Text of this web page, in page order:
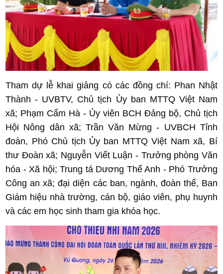
Tham dự lễ khai giảng có các đồng chí: Phan Nhật
Thành - UVBTV, Chủ tịch Ủy ban MTTQ Việt Nam
xã; Phạm Cẩm Hà - Ủy viên BCH Đảng bộ, Chủ tịch
Hội Nông dân xã; Trần Văn Mừng - UVBCH Tỉnh
đoàn, Phó Chủ tịch Ủy ban MTTQ Việt Nam xã, Bí
thư Đoàn xã; Nguyễn Viết Luận - Trưởng phòng Văn
hóa - Xã hội; Trung tá Dương Thế Anh - Phó Trưởng
Công an xã; đại diện các ban, ngành, đoàn thể, Ban
Giám hiệu nhà trường, cán bộ, giáo viên, phụ huynh
và các em học sinh tham gia khóa học.